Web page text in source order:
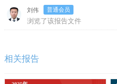
刘伟 普通会员
浏览了该报告文件
相关报告